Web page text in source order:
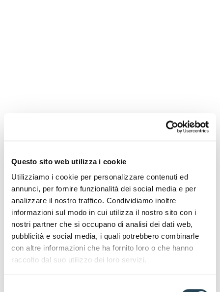
Questo sito web utilizza i cookie
Utilizziamo i cookie per personalizzare contenuti ed
annunci, per fornire funzionalità dei social media e per
analizzare il nostro traffico. Condividiamo inoltre
informazioni sul modo in cui utilizza il nostro sito con i
nostri partner che si occupano di analisi dei dati web,
pubblicità e social media, i quali potrebbero combinarle
con altre informazioni che ha fornito loro o che hanno
raccolto dal suo utilizzo dei loro servizi.